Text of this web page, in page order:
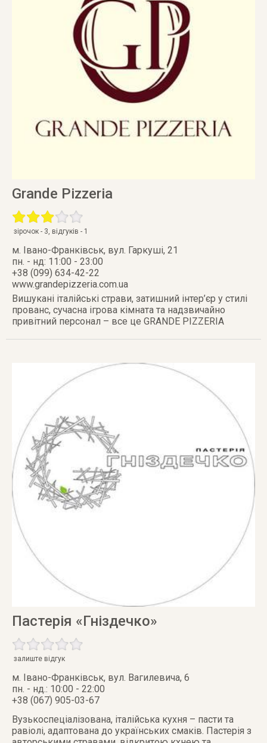
Grande Pizzeria
зірочок - 3, відгуків - 1
м. Івано-Франківськ, вул. Гаркуші, 21
пн. - нд: 11:00 - 23:00
+38 (099) 634-42-22
www.grandepizzeria.com.ua
Вишукані італійські страви, затишний інтер’єр у стилі
прованс, сучасна ігрова кімната та надзвичайно
привітний персонал – все це GRANDE PIZZERIA
Пастерія «Гніздечко»
залиште відгук
м. Івано-Франківськ, вул. Вагилевича, 6
пн. - нд.: 10:00 - 22:00
+38 (067) 905-03-67
Вузькоспеціалізована, італійська кухня – пасти та
равіолі, адаптована до українських смаків. Пастерія з